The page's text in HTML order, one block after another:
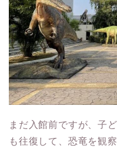
まだ入館前ですが、子
も往復して、恐竜を観